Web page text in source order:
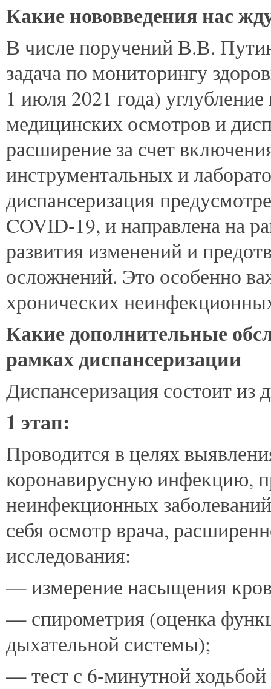
Какие нововведения нас
В числе поручений В.В.
задача по мониторингу
1 июля 2021 года)
медицинских осмотров и
расширение за счет
инструментальных и
диспансеризация
COVID-19, и направлена на
развития изменений и
осложнений. Это особенно
хронических
Какие дополнительные
рамках диспансеризации
Диспансеризация состоит из
1 этап:
Проводится в целях
коронавирусную инфекцию,
неинфекционных
себя осмотр врача,
исследования:
— измерение насыщения
— спирометрия (оценка
дыхательной системы);
— тест с 6-минутной